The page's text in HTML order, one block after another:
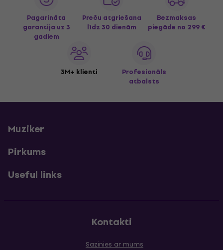
Pagarināta
garantija uz 3
gadiem
Preču atgriešana
līdz 30 dienām
Bezmaksas
piegāde no 299 €
3M+ klienti
Profesionāls
atbalsts
Muziker
Pirkums
Useful links
Kontakti
Sazinies ar mums